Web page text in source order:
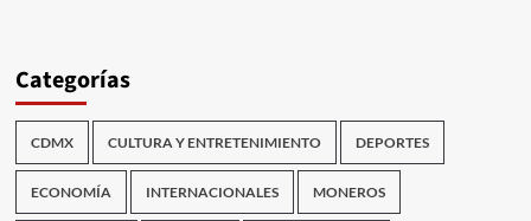
Categorías
CDMX CULTURA Y ENTRETENIMIENTO DEPORTES
ECONOMÍA INTERNACIONALES MONEROS